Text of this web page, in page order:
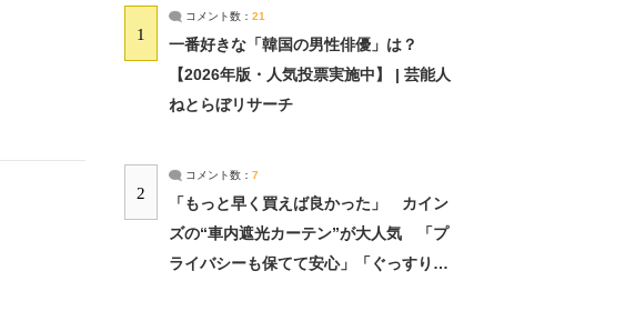
1
コメント数： 21
一番好きな「韓国の男性俳優」は？
【2026年版・人気投票実施中】 | 芸能人
ねとらぼリサーチ
2
コメント数： 7
「もっと早く買えば良かった」 カイン
ズの“車内遮光カーテン”が大人気 「プ
ライバシーも保てて安心」「ぐっすり眠